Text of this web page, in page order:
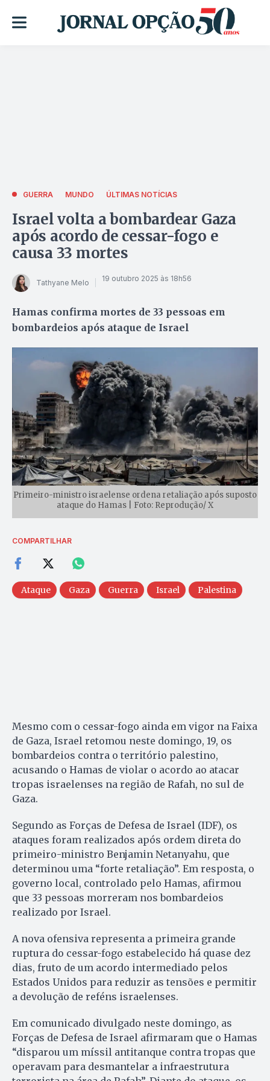
GUERRA MUNDO ÚLTIMAS NOTÍCIAS
Israel volta a bombardear Gaza
após acordo de cessar-fogo e
causa 33 mortes
Tathyane Melo 19 outubro 2025 às 18h56
Hamas confirma mortes de 33 pessoas em
bombardeios após ataque de Israel
Primeiro-ministro israelense ordena retaliação após suposto
ataque do Hamas | Foto: Reprodução/ X
COMPARTILHAR
Ataque Gaza Guerra Israel Palestina
Mesmo com o cessar-fogo ainda em vigor na Faixa
de Gaza, Israel retomou neste domingo, 19, os
bombardeios contra o território palestino,
acusando o Hamas de violar o acordo ao atacar
tropas israelenses na região de Rafah, no sul de
Gaza.
Segundo as Forças de Defesa de Israel (IDF), os
ataques foram realizados após ordem direta do
primeiro-ministro Benjamin Netanyahu, que
determinou uma “forte retaliação”. Em resposta, o
governo local, controlado pelo Hamas, afirmou
que 33 pessoas morreram nos bombardeios
realizado por Israel.
A nova ofensiva representa a primeira grande
ruptura do cessar-fogo estabelecido há quase dez
dias, fruto de um acordo intermediado pelos
Estados Unidos para reduzir as tensões e permitir
a devolução de reféns israelenses.
Em comunicado divulgado neste domingo, as
Forças de Defesa de Israel afirmaram que o Hamas
“disparou um míssil antitanque contra tropas que
operavam para desmantelar a infraestrutura